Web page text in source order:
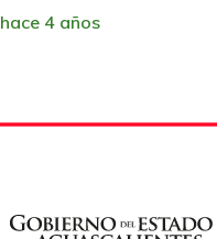
hace 4 años